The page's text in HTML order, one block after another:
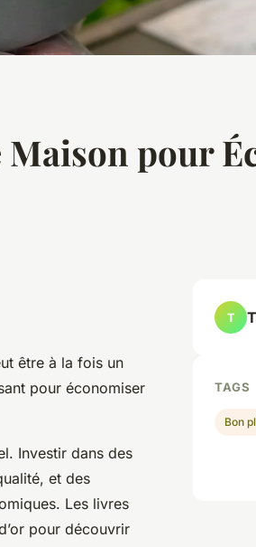
pour
être à la fois un
pour économiser
Investir dans des
et des
Les livres
pour découvrir
T
TAGS
Bon